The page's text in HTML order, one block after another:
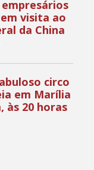
visita ao
da China
circo
em Marília
às 20 horas